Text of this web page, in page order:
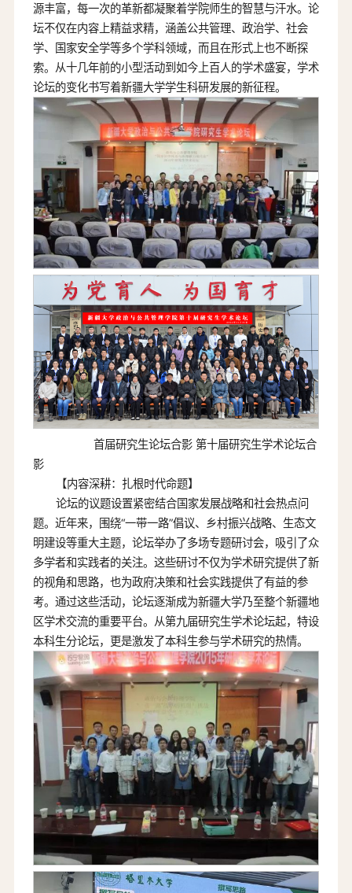
源丰富，每一次的革新都凝聚着学院师生的智慧与汗水。论
坛不仅在内容上精益求精，涵盖公共管理、政治学、社会
学、国家安全学等多个学科领域，而且在形式上也不断探
索。从十几年前的小型活动到如今上百人的学术盛宴，学术
论坛的变化书写着新疆大学学生科研发展的新征程。
首届研究生论坛合影 第十届研究生学术论坛合
影
【内容深耕：扎根时代命题】
论坛的议题设置紧密结合国家发展战略和社会热点问
题。近年来，围绕“一带一路”倡议、乡村振兴战略、生态文
明建设等重大主题，论坛举办了多场专题研讨会，吸引了众
多学者和实践者的关注。这些研讨不仅为学术研究提供了新
的视角和思路，也为政府决策和社会实践提供了有益的参
考。通过这些活动，论坛逐渐成为新疆大学乃至整个新疆地
区学术交流的重要平台。从第九届研究生学术论坛起，特设
本科生分论坛，更是激发了本科生参与学术研究的热情。